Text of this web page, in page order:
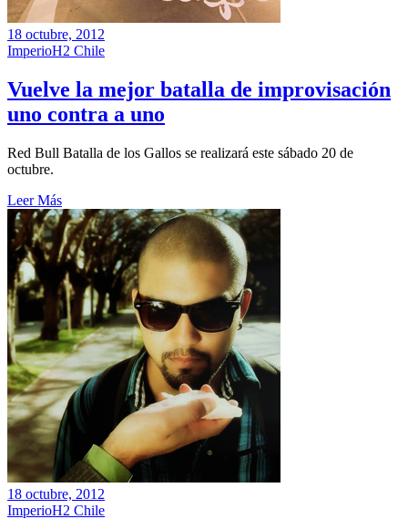
18 octubre, 2012
ImperioH2 Chile
Vuelve la mejor batalla de improvisación
uno contra a uno
Red Bull Batalla de los Gallos se realizará este sábado 20 de
octubre.
Leer Más
18 octubre, 2012
ImperioH2 Chile